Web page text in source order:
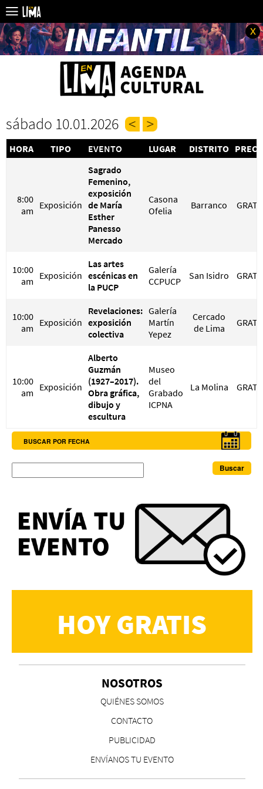
x
sábado 10.01.2026
HORA TIPO EVENTO LUGAR DISTRITO
8:00
am Exposición
Sagrado
Femenino,
exposición
de María
Esther
Panesso
Mercado
Casona
Ofelia
Barranco
10:00
am Exposición
Las artes
escénicas en
la PUCP
Galería
CCPUCP
San Isidro
10:00
am Exposición
Revelaciones:
exposición
colectiva
Galería
Martín
Yepez
Cercado
de Lima
10:00
am Exposición
Alberto
Guzmán
(1927–2017).
Obra gráfica,
dibujo y
escultura
Museo
del
Grabado
ICPNA
La Molina
BUSCAR POR FECHA
HOY GRATIS
NOSOTROS
QUIÉNES SOMOS
CONTACTO
PUBLICIDAD
ENVÍANOS TU EVENTO